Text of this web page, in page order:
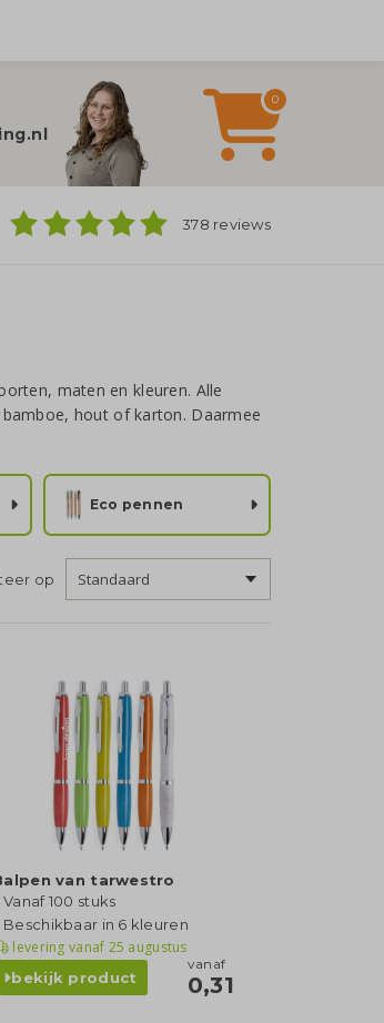
0
378 reviews
maten en kleuren. Alle
hout of karton. Daarmee
Eco pennen
op
van tarwestro
Vanaf 100 stuks
Beschikbaar in 6 kleuren
levering vanaf 25 augustus
bekijk product
vanaf
0,31